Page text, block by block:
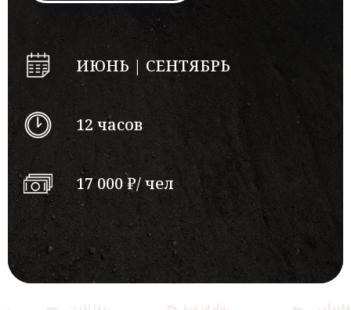
ИЮНЬ | СЕНТЯБРЬ
12 часов
17 000 ₽/ чел